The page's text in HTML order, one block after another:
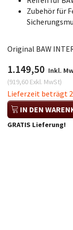
Zubehör für
Original BAW
1.149,50 Inkl.
(919,60 Exkl. MwSt)
Lieferzeit beträgt
IN DEN
GRATIS Lieferung!